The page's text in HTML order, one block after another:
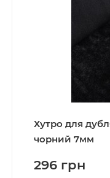
Хутро для
чорний 7мм
296 грн